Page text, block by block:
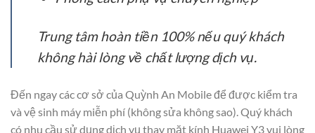
Trung tâm hoàn tiền 100% nếu quý khách
không hài lòng về chất lượng dịch vụ.
Đến ngay các cơ sở của Quỳnh An Mobile để được kiểm tra
và vệ sinh máy miễn phí (không sửa không sao). Quý khách
có nhu cầu sử dụng dịch vụ thay mặt kính Huawei Y3 vui lòng